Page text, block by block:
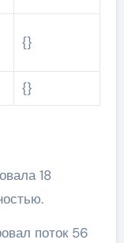
{}
{}
поток 56